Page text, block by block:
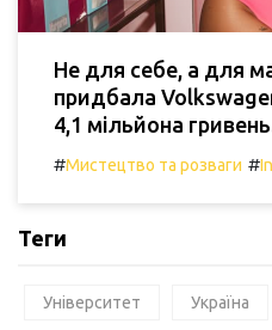
Не для себе, а для
придбала
4,1 мільйона
#Мистецтво та розваги #
Теги
Університет Україна